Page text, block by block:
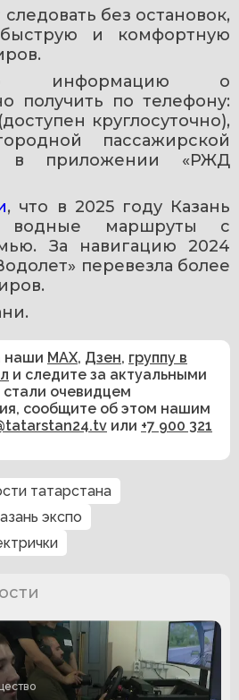
без остановок,
и комфортную
информацию о
(доступен круглосуточно),
пассажирской
в приложении «РЖД
, что в 2025 году Казань
водные маршруты с
За навигацию 2024
перевезла более
наши MAX, Дзен, группу в
и следите за актуальными
очевидцем
сообщите об этом нашим
или +7 900 321
татарстана
экспо